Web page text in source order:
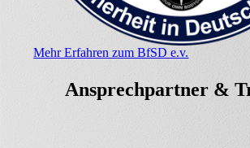
Mehr Erfahren zum BfSD e.v.
Ansprechpartner &